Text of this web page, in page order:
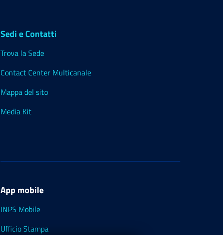
Sedi e Contatti
Trova la Sede
Contact Center Multicanale
Mappa del sito
Media Kit
App mobile
INPS Mobile
Ufficio Stampa